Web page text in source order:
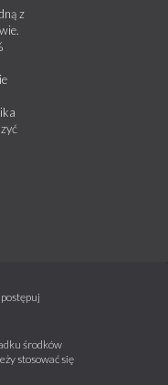
z
środków
stosować się